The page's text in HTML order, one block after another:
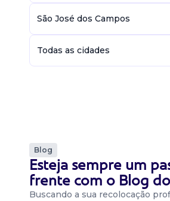
São José dos Campos
Todas as cidades
Blog
Esteja sempre um
frente com o Blog
Buscando a sua recolocação